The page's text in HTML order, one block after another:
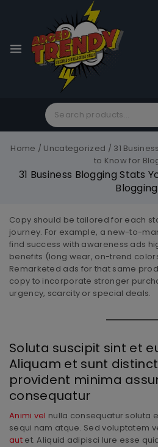
Home / Uncategorized / 31
to Know for
31 Business Blogging Stats
Blogging
Copy should be tailored for each
journey. For example, a new-to-
find success with awareness ads
benefits (long wear, on-trend
Remarketed ads for that same
copy to incorporate stronger
urgency, scarcity or special deals.
Soluta suscipit sint et
Aliquam et sunt
provident minima
consequatur
Animi vel nulla consequatur soluta
sequi nam atque. Sed voluptatem
autet. Aliquid adipisci Iure esse